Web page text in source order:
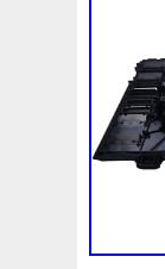
peut
pas
les